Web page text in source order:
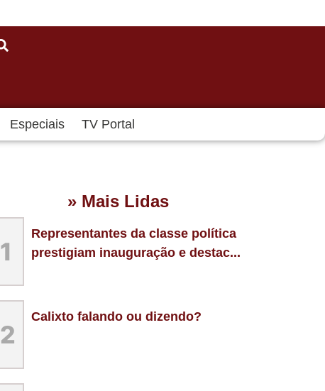
Especiais TV Portal
» Mais Lidas
1
Representantes da classe política
prestigiam inauguração e destac...
2
Calixto falando ou dizendo?